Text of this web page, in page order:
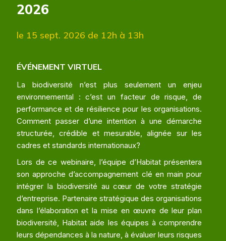
2026
le 15 sept. 2026 de 12h à 13h
ÉVÉNEMENT VIRTUEL
La biodiversité n’est plus seulement un enjeu
environnemental : c’est un facteur de risque, de
performance et de résilience pour les organisations.
Comment passer d’une intention à une démarche
structurée, crédible et mesurable, alignée sur les
cadres et standards internationaux?
Lors de ce webinaire, l’équipe d’Habitat présentera
son approche d’accompagnement clé en main pour
intégrer la biodiversité au cœur de votre stratégie
d’entreprise. Partenaire stratégique des organisations
dans l’élaboration et la mise en œuvre de leur plan
biodiversité, Habitat aide les équipes à comprendre
leurs dépendances à la nature, à évaluer leurs risques